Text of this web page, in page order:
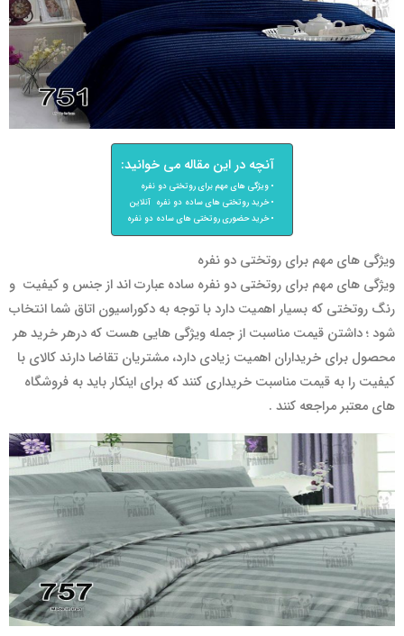
آنچه در این مقاله می خوانید:
ویژگی های مهم برای روتختی دو نفره
خرید روتختی های ساده دو نفره آنلاین
خرید حضوری روتختی های ساده دو نفره
ویژگی های مهم برای روتختی دو نفره
ویژگی های مهم برای روتختی دو نفره ساده عبارت اند از جنس و کیفیت و
رنگ روتختی که بسیار اهمیت دارد با توجه به دکوراسیون اتاق شما انتخاب
شود ؛ داشتن قیمت مناسبت از جمله ویژگی هایی هست که درهر خرید هر
محصول برای خریداران اهمیت زیادی دارد، مشتریان تقاضا دارند کالای با
کیفیت را به قیمت مناسبت خریداری کنند که برای اینکار باید به فروشگاه
های معتبر مراجعه کنند .